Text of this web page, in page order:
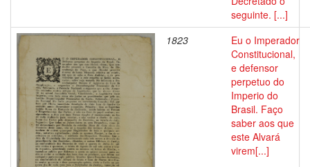
seguinte. [...]
1823
Eu o Imperador
Constitucional,
e defensor
perpetuo do
Imperio do
Brasil. Faço
saber aos que
este Alvará
virem[...]